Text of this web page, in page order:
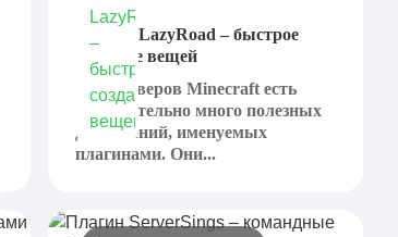
Плагин LazyRoad – быстрое
создание вещей
Для серверов Minecraft есть
действительно много полезных
дополнений, именуемых
плагинами. Они...